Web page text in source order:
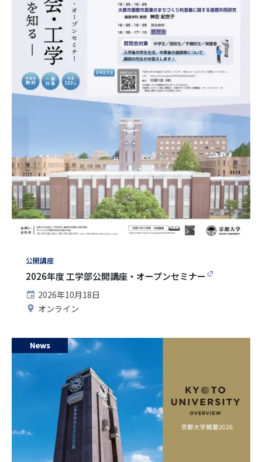
タ
グ
公開講座
2026年度 工学部公開講座・オープンセミナー
開
催
日
2026年10月18日
開 オンライン
News